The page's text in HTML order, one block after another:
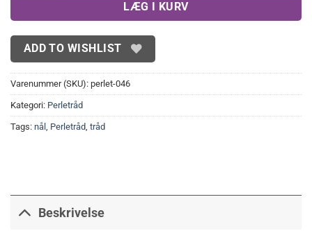
LÆG I KURV
ADD TO WISHLIST
Varenummer (SKU): perlet-046
Kategori: Perletråd
Tags: nål , Perletråd, tråd
Beskrivelse